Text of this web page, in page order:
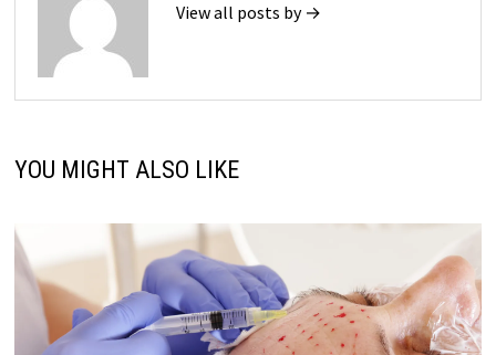
View all posts by →
YOU MIGHT ALSO LIKE